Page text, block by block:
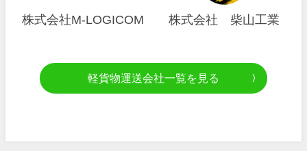
株式会社M-LOGICOM 株式会社 柴山工業
軽貨物運送会社一覧を見る